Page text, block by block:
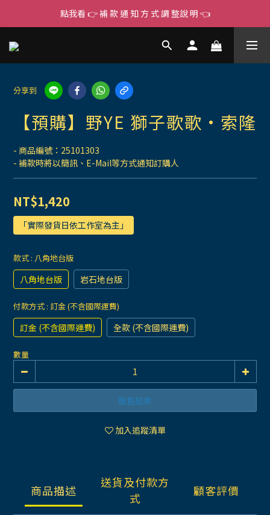
點我看 👉 補 款 通 知 方 式 調 整說 明 👈
分享到
【預購】野YE 獅子歌歌·索隆
- 商品編號：25101303
- 補款時將以簡訊、E-Mail等方式通知訂購人
NT$1,420
「實際發貨日依工作室為主」
款式 : 八角地台版
八角地台版 岩石地台版
付款方式 : 訂金 (不含國際運費)
訂金 (不含國際運費) 全款 (不含國際運費)
數量
販售結束
加入追蹤清單
商品描述
送貨及付款方
式
顧客評價